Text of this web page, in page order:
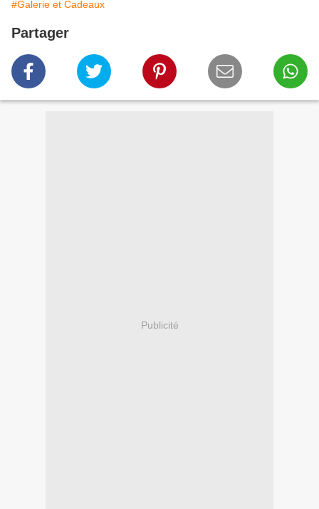
#Galerie et Cadeaux
Partager
Publicité